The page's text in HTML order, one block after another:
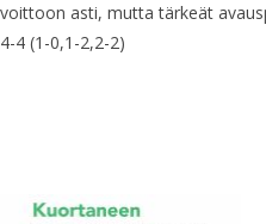
voittoon asti, mutta tärkeät
4-4 (1-0,1-2,2-2)